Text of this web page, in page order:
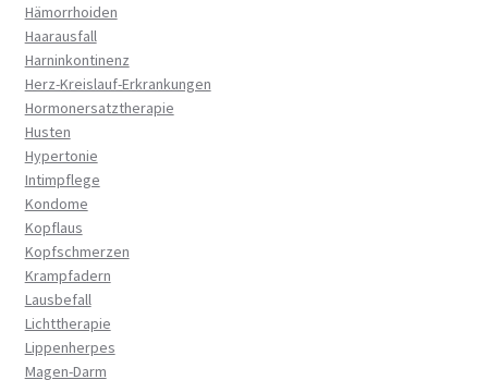
Hämorrhoiden
Haarausfall
Harninkontinenz
Herz-Kreislauf-Erkrankungen
Hormonersatztherapie
Husten
Hypertonie
Intimpflege
Kondome
Kopflaus
Kopfschmerzen
Krampfadern
Lausbefall
Lichttherapie
Lippenherpes
Magen-Darm